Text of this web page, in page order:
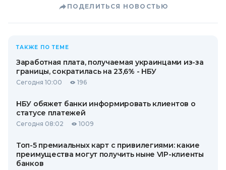
ПОДЕЛИТЬСЯ НОВОСТЬЮ
ТАКЖЕ ПО ТЕМЕ
Заработная плата, получаемая украинцами из-за
границы, сократилась на 23,6% - НБУ
Сегодня 10:00 196
НБУ обяжет банки информировать клиентов о
статусе платежей
Сегодня 08:02 1009
Топ-5 премиальных карт с привилегиями: какие
преимущества могут получить ныне VIP-клиенты
банков